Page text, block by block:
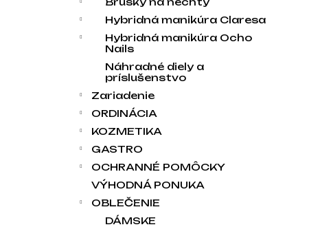
Hybridná manikúra Claresa
Hybridná manikúra Ocho
Nails
Náhradné diely a
príslušenstvo
Zariadenie
ORDINÁCIA
KOZMETIKA
GASTRO
OCHRANNÉ POMÔCKY
VÝHODNÁ PONUKA
OBLEČENIE
DÁMSKE